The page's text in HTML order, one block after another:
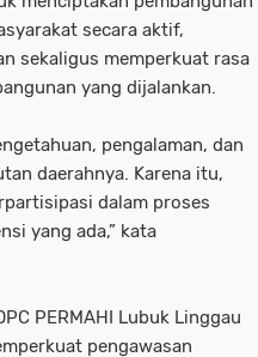
secara aktif,
sekaligus memperkuat rasa
yang dijalankan.
pengalaman, dan
daerahnya. Karena itu,
dalam proses
yang ada,” kata
PERMAHI Lubuk Linggau
pengawasan